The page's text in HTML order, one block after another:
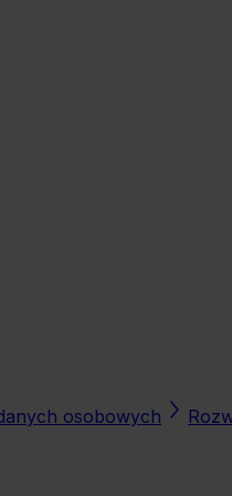
osobowych